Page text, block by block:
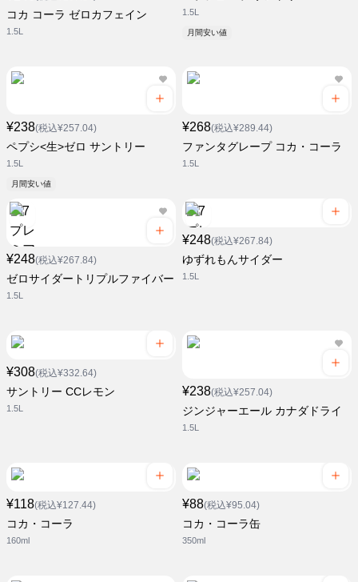
コカ コーラ ゼロカフェイン
1.5L
1.5L
月間安い値
¥238(税込¥257.04)
ペプシ<生>ゼロ サントリー
1.5L
月間安い値
¥268(税込¥289.44)
ファンタグレープ コカ・コーラ
1.5L
¥248(税込¥267.84)
ゼロサイダートリプルファイバー
1.5L
¥248(税込¥267.84)
ゆずれもんサイダー
1.5L
¥308(税込¥332.64)
サントリー CCレモン
1.5L
¥238(税込¥257.04)
ジンジャーエール カナダドライ
1.5L
¥118(税込¥127.44)
コカ・コーラ
160ml
¥88(税込¥95.04)
コカ・コーラ缶
350ml